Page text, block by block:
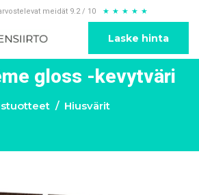
meidät 9.2 / 10 ★ ★ ★ ★ ★
Laske hinta
gloss -kevytväri
Hiusvärit